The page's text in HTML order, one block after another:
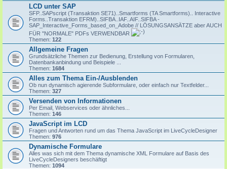
LCD unter SAP
SFP..SAPscript (Transaktion SE71)..Smartforms (TA Smartforms).. Interactive
Forms..Transaktion EFRM)..SIFBA..IAF..AIF..SIFBA -
SAP_Interactive_Forms_based_on_Adobe // LÖSUNGSANSÄTZE aber AUCH
FÜR "NORMALE" PDFs VERWENDBAR
Themen: 122
Allgemeine Fragen
Grundsätzliche Themen zur Bedienung, Erstellung von Formularen,
Datenbankanbindung und Beispiele ...
Themen: 1684
Alles zum Thema Ein-/Ausblenden
Ob nun dynamisch agierende Subformulare, oder einfach nur Textfelder...
Themen: 327
Versenden von Informationen
Per Email, Webservices oder ähnliches...
Themen: 146
JavaScript im LCD
Fragen und Antworten rund um das Thema JavaScript im LiveCycleDesigner
Themen: 976
Dynamische Formulare
Alles was sich mit dem Thema dynamische XML Formulare auf Basis des
LiveCycleDesigners beschäftigt
Themen: 1094